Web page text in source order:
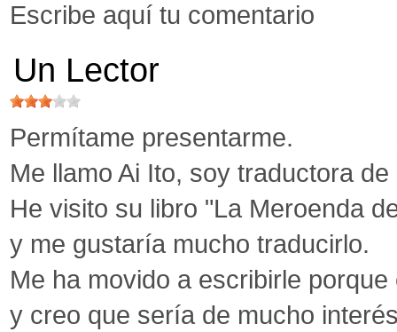
Escribe aquí tu comentario
Un Lector
Permítame presentarme.
Me llamo Ai Ito, soy traductora
He visito su libro "La Meroenda
y me gustaría mucho traducirlo.
Me ha movido a escribirle
y creo que sería de mucho